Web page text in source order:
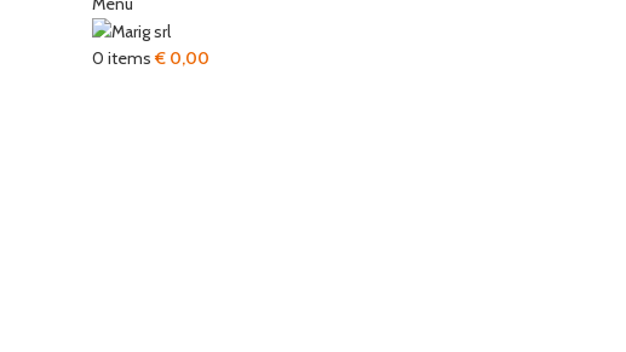
0 items € 0,00